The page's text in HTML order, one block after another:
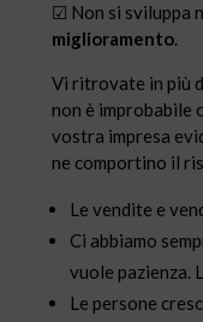
☑ Non si sviluppa
miglioramento.
Vi ritrovate in più
non è improbabile
vostra impresa
ne comportino il
Le vendite e
Ci abbiamo
vuole pazienza.
Le persone